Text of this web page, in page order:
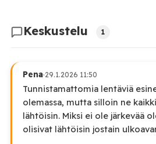
Keskustelu 1
Pena·29.1.2026 11:50
Tunnistamattomia lentäviä
olemassa, mutta silloin ne
lähtöisin. Miksi ei ole järkevää
olisivat lähtöisin jostain